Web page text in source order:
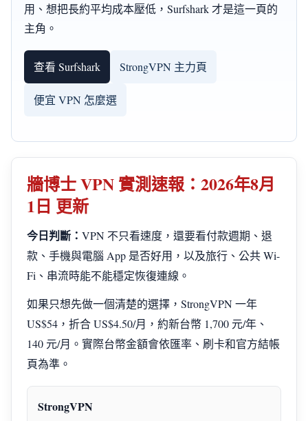
用、想把長約平均成本壓低，Surfshark 才是這一頁的
主角。
查看 Surfshark StrongVPN 主力頁
便宜 VPN 怎麼選
牆博士 VPN 實測速報：2026年8月
1日 更新
今日判斷： VPN 不只看速度，還要看付款週期、退
款、手機與電腦 App 是否好用，以及旅行、公共 Wi-
Fi、串流時能不能穩定恢復連線。
如果只想先做一個清楚的選擇，StrongVPN 一年
US$54，折合 US$4.50/月，約新台幣 1,700 元/年、
140 元/月。實際台幣金額會依匯率、刷卡和官方結帳
頁為準。
StrongVPN